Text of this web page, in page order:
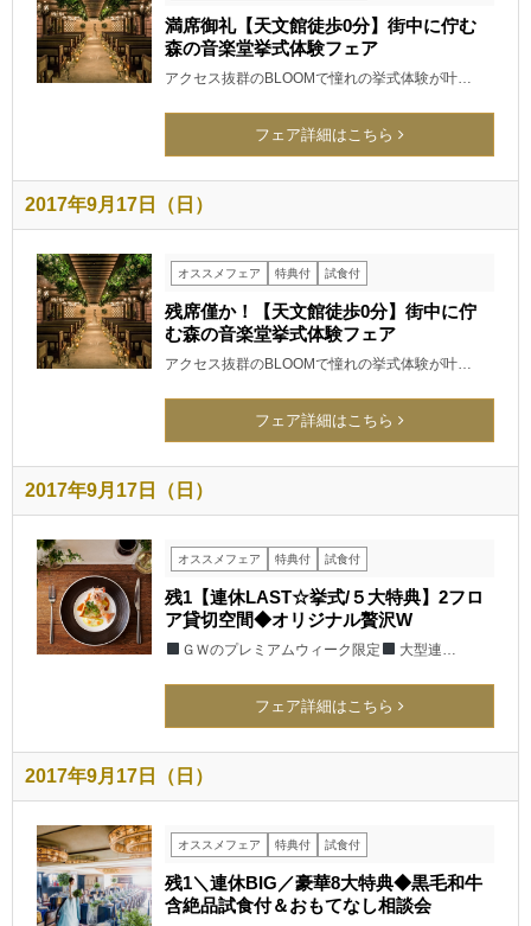
満席御礼【天文館徒歩0分】街中に佇む
森の音楽堂挙式体験フェア
アクセス抜群のBLOOMで憧れの挙式体験が叶…
フェア詳細はこちら
2017年9月17日（日）
オススメフェア 特典付 試食付
残席僅か！【天文館徒歩0分】街中に佇
む森の音楽堂挙式体験フェア
アクセス抜群のBLOOMで憧れの挙式体験が叶…
フェア詳細はこちら
2017年9月17日（日）
オススメフェア 特典付 試食付
残1【連休LAST☆挙式/５大特典】2フロ
ア貸切空間◆オリジナル贅沢W
ＧＷのプレミアムウィーク限定 大型連…
フェア詳細はこちら
2017年9月17日（日）
オススメフェア 特典付 試食付
残1＼連休BIG／豪華8大特典◆黒毛和牛
含絶品試食付＆おもてなし相談会